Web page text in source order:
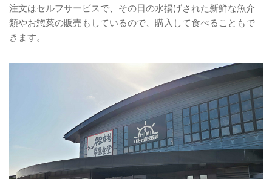
注文はセルフサービスで、その日の水揚げされた新鮮な魚介
類やお惣菜の販売もしているので、購入して食べることもで
きます。